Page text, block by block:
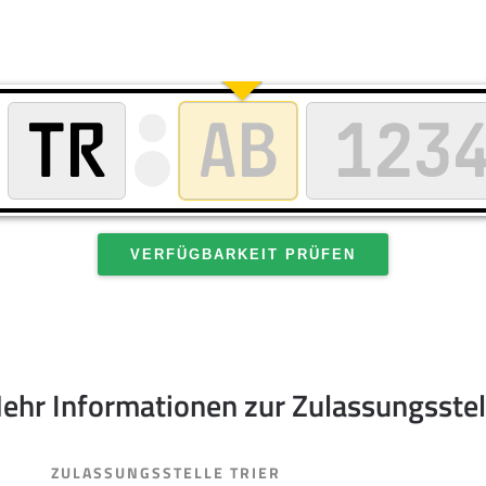
VERFÜGBARKEIT PRÜFEN
Informationen zur
ZULASSUNGSSTELLE TRIER